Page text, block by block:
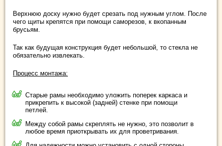
Верхнюю доску нужно будет срезать под нужным углом. После
чего щиты крепятся при помощи саморезов, к вкопанным
брусьям.
Так как будущая конструкция будет небольшой, то стекла не
обязательно извлекать.
Процесс монтажа:
Старые рамы необходимо уложить поперек каркаса и
прикрепить к высокой (задней) стенке при помощи
петлей.
Между собой рамы скреплять не нужно, это позволит в
любое время приоткрывать их для проветривания.